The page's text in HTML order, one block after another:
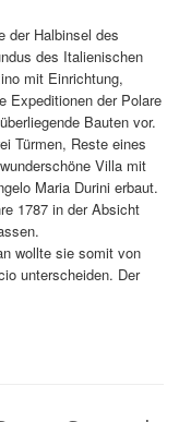
der Halbinsel des
des Italienischen
mit Einrichtung,
Expeditionen der Polare
Bauten vor.
Türmen, Reste eines
Villa mit
Maria Durini erbaut.
1787 in der Absicht
wollte sie somit von
unterscheiden. Der